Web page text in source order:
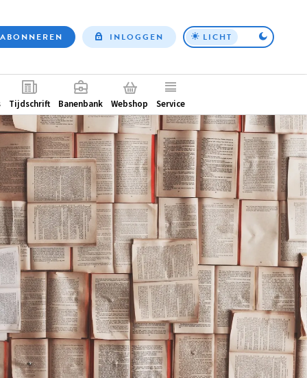
Top
ABONNEREN INLOGGEN LICHT
Tijdschrift Banenbank Webshop Service